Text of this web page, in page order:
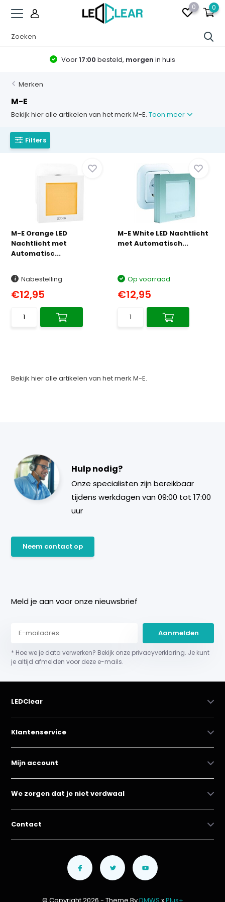
0 0
Voor17:00 besteld, morgen in huis
Merken
M-E
Bekijk hier alle artikelen van het merk M-E.Toon meer
Filters
M-E Orange LED
Nachtlicht met
Automatisc...
Nabestelling
€12,95
M-E White LED Nachtlicht
met Automatisch...
Op voorraad
€12,95
Bekijk hier alle artikelen van het merk M-E.
Hulp nodig?
Onze specialisten zijn bereikbaar
tijdens werkdagen van 09:00 tot 17:00
uur
Neem contact op
Meld je aan voor onze nieuwsbrief
Aanmelden
* Hoe we je data verwerken? Bekijk onze privacyverklaring. Je kunt
je altijd afmelden voor deze e-mails.
LEDClear
Klantenservice
Mijn account
We zorgen dat je niet verdwaal
Contact